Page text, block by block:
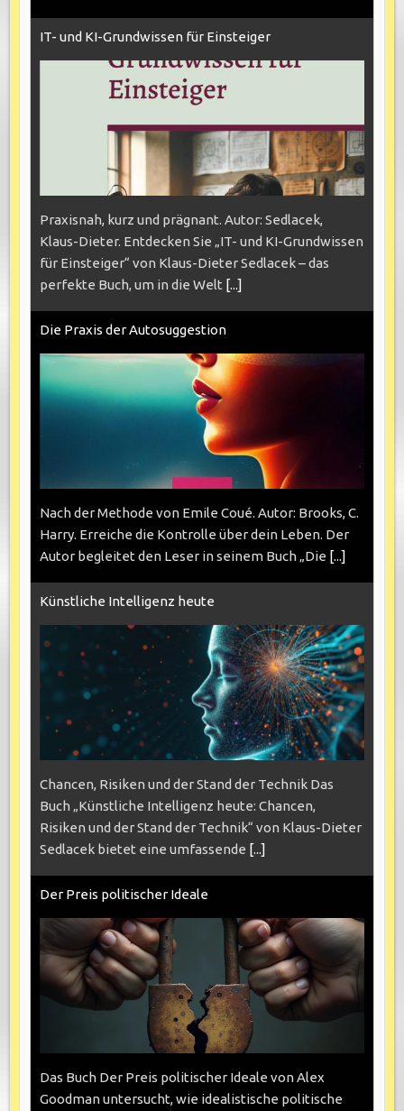
IT- und KI-Grundwissen für Einsteiger
Praxisnah, kurz und prägnant. Autor: Sedlacek,
Klaus-Dieter. Entdecken Sie „IT- und KI-Grundwissen
für Einsteiger“ von Klaus-Dieter Sedlacek – das
perfekte Buch, um in die Welt [...]
Die Praxis der Autosuggestion
Nach der Methode von Emile Coué. Autor: Brooks, C.
Harry. Erreiche die Kontrolle über dein Leben. Der
Autor begleitet den Leser in seinem Buch „Die [...]
Künstliche Intelligenz heute
Chancen, Risiken und der Stand der Technik Das
Buch „Künstliche Intelligenz heute: Chancen,
Risiken und der Stand der Technik“ von Klaus-Dieter
Sedlacek bietet eine umfassende [...]
Der Preis politischer Ideale
Das Buch Der Preis politischer Ideale von Alex
Goodman untersucht, wie idealistische politische